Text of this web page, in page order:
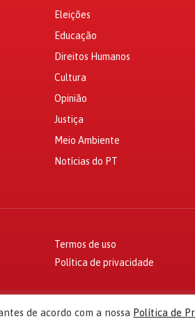
Eleições
Educação
Direitos Humanos
Cultura
Opinião
Justiça
Meio Ambiente
Notícias do PT
Termos de uso
Política de privacidade
de acordo com a nossa Política de